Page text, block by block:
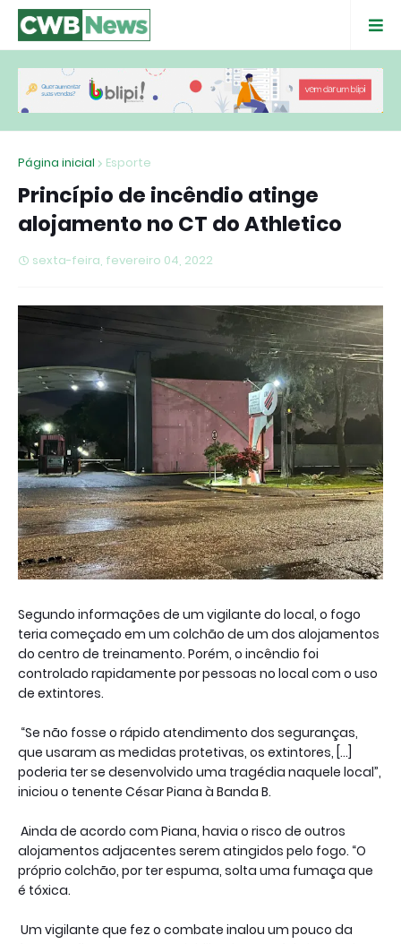
Página inicial Esporte
Princípio de incêndio atinge
alojamento no CT do Athletico
sexta-feira, fevereiro 04, 2022
Segundo informações de um vigilante do local, o fogo
teria começado em um colchão de um dos alojamentos
do centro de treinamento. Porém, o incêndio foi
controlado rapidamente por pessoas no local com o uso
de extintores.
“Se não fosse o rápido atendimento dos seguranças,
que usaram as medidas protetivas, os extintores, […]
poderia ter se desenvolvido uma tragédia naquele local”,
iniciou o tenente César Piana à Banda B.
Ainda de acordo com Piana, havia o risco de outros
alojamentos adjacentes serem atingidos pelo fogo. “O
próprio colchão, por ter espuma, solta uma fumaça que
é tóxica.
Um vigilante que fez o combate inalou um pouco da